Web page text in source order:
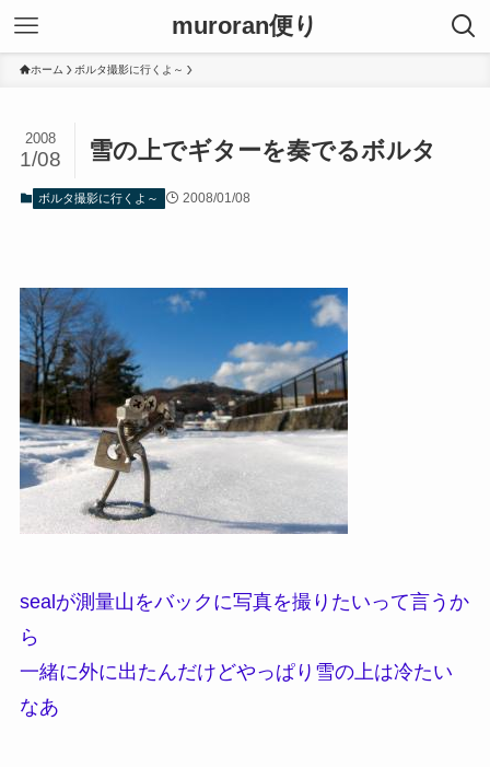
muroran便り
ホーム ボルタ撮影に行くよ～
雪の上でギターを奏でるボルタ
2008
1/08
ボルタ撮影に行くよ～ 2008/01/08
sealが測量山をバックに写真を撮りたいって言うか
ら
一緒に外に出たんだけどやっぱり雪の上は冷たい
なあ